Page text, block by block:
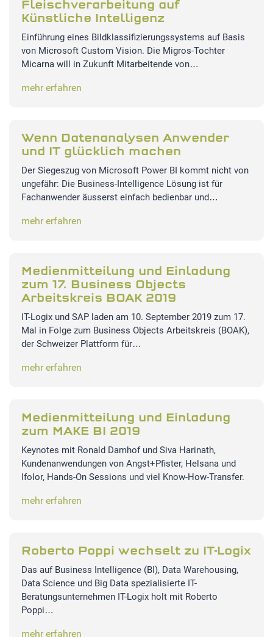
Fleischverarbeitung auf
Künstliche Intelligenz
Einführung eines Bildklassifizierungssystems auf Basis
von Microsoft Custom Vision. Die Migros-Tochter
Micarna will in Zukunft Mitarbeitende von…
mehr erfahren
Wenn Datenanalysen Anwender
und IT glücklich machen
Der Siegeszug von Microsoft Power BI kommt nicht von
ungefähr: Die Business-Intelligence Lösung ist für
Fachanwender äusserst einfach bedienbar und…
mehr erfahren
Medienmitteilung und Einladung
zum 17. Business Objects
Arbeitskreis BOAK 2019
IT-Logix und SAP laden am 10. September 2019 zum 17.
Mal in Folge zum Business Objects Arbeitskreis (BOAK),
der Schweizer Plattform für…
mehr erfahren
Medienmitteilung und Einladung
zum MAKE BI 2019
Keynotes mit Ronald Damhof und Siva Harinath,
Kundenanwendungen von Angst+Pfister, Helsana und
Ifolor, Hands-On Sessions und viel Know-How-Transfer.
mehr erfahren
Roberto Poppi wechselt zu IT-Logix
Das auf Business Intelligence (BI), Data Warehousing,
Data Science und Big Data spezialisierte IT-
Beratungsunternehmen IT-Logix holt mit Roberto
Poppi…
mehr erfahren
SalesViewer
Plattformen anzeigen zu können, werden von diesen
externen Medien Cookies gesetzt.
YouTube